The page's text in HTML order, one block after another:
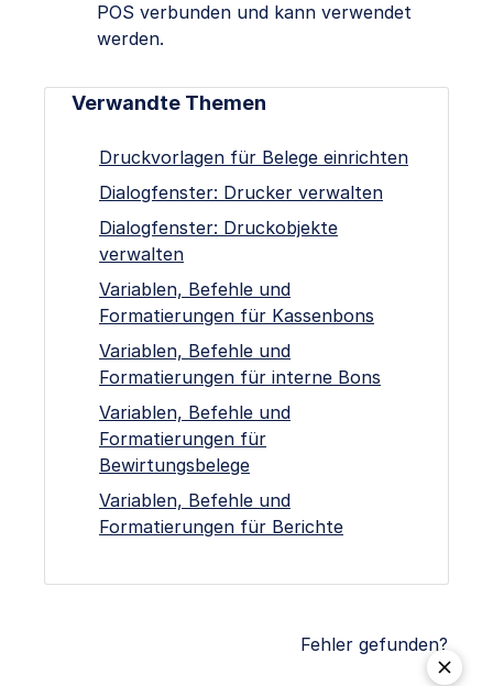
POS verbunden und kann verwendet
werden.
Verwandte Themen
Druckvorlagen für Belege einrichten
Dialogfenster: Drucker verwalten
Dialogfenster: Druckobjekte
verwalten
Variablen, Befehle und
Formatierungen für Kassenbons
Variablen, Befehle und
Formatierungen für interne Bons
Variablen, Befehle und
Formatierungen für
Bewirtungsbelege
Variablen, Befehle und
Formatierungen für Berichte
Fehler gefunden?